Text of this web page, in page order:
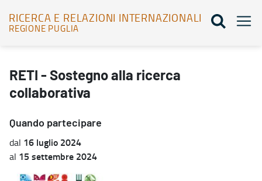
RICERCA E RELAZIONI INTERNAZIONALI
REGIONE PUGLIA
RETI - Sostegno alla ricerca
collaborativa
Quando partecipare
dal 16 luglio 2024
al 15 settembre 2024